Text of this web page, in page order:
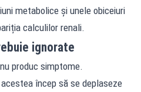
metabolice și unele obiceiuri
calculilor renali.
ignorate
produc simptome.
încep să se deplaseze